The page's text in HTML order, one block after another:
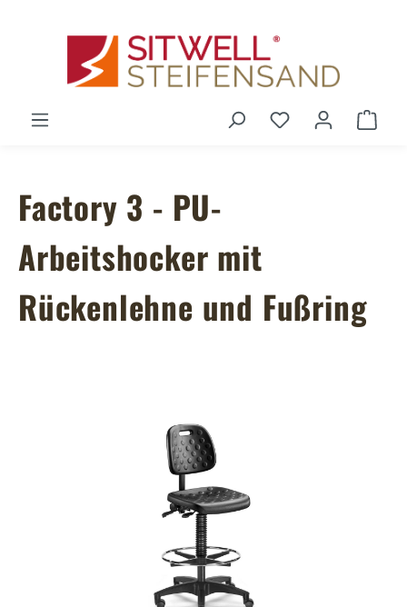
Du hast 0
Factory 3 - PU-
Arbeitshocker mit
Rückenlehne und Fußring
Bildergalerie überspringen